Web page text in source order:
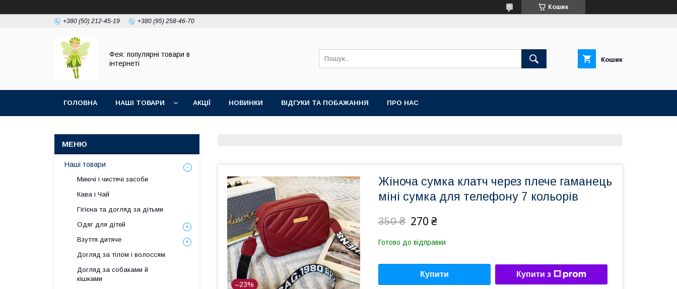
Кошик
+380 (50) 212-45-19 +380 (95) 258-46-70
Фея: популярні товари в
інтернеті
Кошик
ГОЛОВНА НАШІ ТОВАРИ АКЦІЇ НОВИНКИ ВІДГУКИ ТА ПОБАЖАННЯ ПРО НАС
–23%
Жіноча сумка клатч через плече гаманець
міні сумка для телефону 7 кольорів
350 ₴ 270 ₴
Готово до відправки
Купити Купити з
Наші товари
Миючі і чистячі засоби
Кава і Чай
Гігієна та догляд за дітьми
Одяг для дітей
Взуття дитяче
Догляд за тілом і волоссям
Догляд за собаками й
кішками